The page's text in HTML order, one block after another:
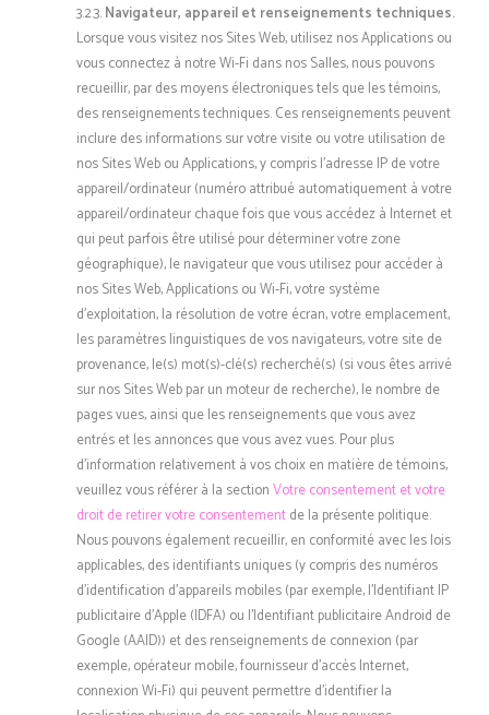
3.2.3.Navigateur, appareil et renseignements techniques.
Lorsque vous visitez nos Sites Web, utilisez nos Applications ou
vous connectez à notre Wi-Fi dans nos Salles, nous pouvons
recueillir, par des moyens électroniques tels que les témoins,
des renseignements techniques. Ces renseignements peuvent
inclure des informations sur votre visite ou votre utilisation de
nos Sites Web ou Applications, y compris l’adresse IP de votre
appareil/ordinateur (numéro attribué automatiquement à votre
appareil/ordinateur chaque fois que vous accédez à Internet et
qui peut parfois être utilisé pour déterminer votre zone
géographique), le navigateur que vous utilisez pour accéder à
nos Sites Web, Applications ou Wi-Fi, votre système
d’exploitation, la résolution de votre écran, votre emplacement,
les paramètres linguistiques de vos navigateurs, votre site de
provenance, le(s) mot(s)-clé(s) recherché(s) (si vous êtes arrivé
sur nos Sites Web par un moteur de recherche), le nombre de
pages vues, ainsi que les renseignements que vous avez
entrés et les annonces que vous avez vues. Pour plus
d’information relativement à vos choix en matière de témoins,
veuillez vous référer à la sectionVotre consentement et votre
droit de retirer votre consentementde la présente politique.
Nous pouvons également recueillir, en conformité avec les lois
applicables, des identifiants uniques (y compris des numéros
d’identification d’appareils mobiles (par exemple, l’Identifiant IP
publicitaire d’Apple (IDFA) ou l’Identifiant publicitaire Android de
Google (AAID)) et des renseignements de connexion (par
exemple, opérateur mobile, fournisseur d’accès Internet,
connexion Wi-Fi) qui peuvent permettre d’identifier la